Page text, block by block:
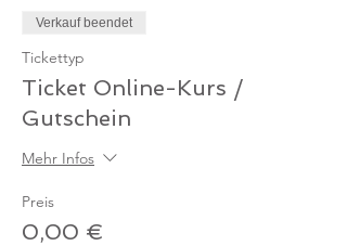
Verkauf beendet
Tickettyp
Ticket Online-Kurs /
Gutschein
Mehr Infos
Preis
0,00 €